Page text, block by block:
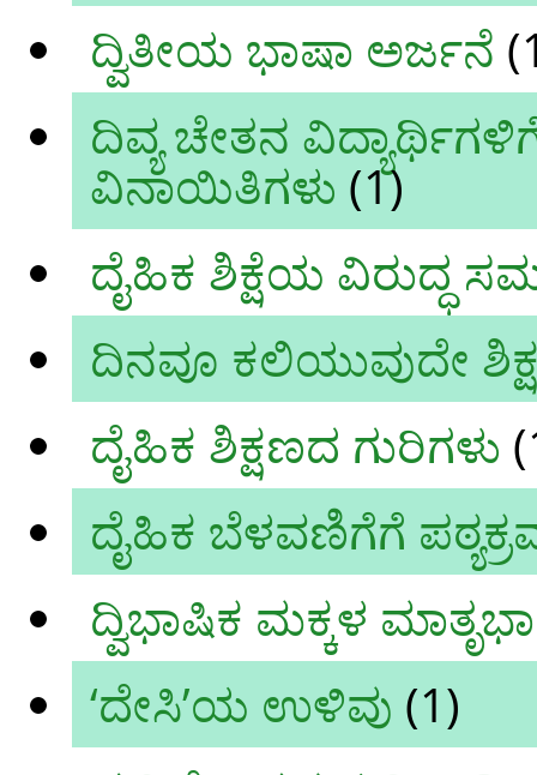
ದ್ವಿತೀಯ ಭಾಷಾ ಅರ್ಜನೆ
ದಿವ್ಯ ಚೇತನ
ವಿನಾಯಿತಿಗಳು (1)
ದೈಹಿಕ ಶಿಕ್ಷೆಯ ವಿರುದ್ಧ
ದಿನವೂ ಕಲಿಯುವುದೇ
ದೈಹಿಕ ಶಿಕ್ಷಣದ ಗುರಿಗಳು
ದೈಹಿಕ ಬೆಳವಣಿಗೆಗೆ
ದ್ವಿಭಾಷಿಕ ಮಕ್ಕಳ
‘ದೇಸಿ’ಯ ಉಳಿವು (1)